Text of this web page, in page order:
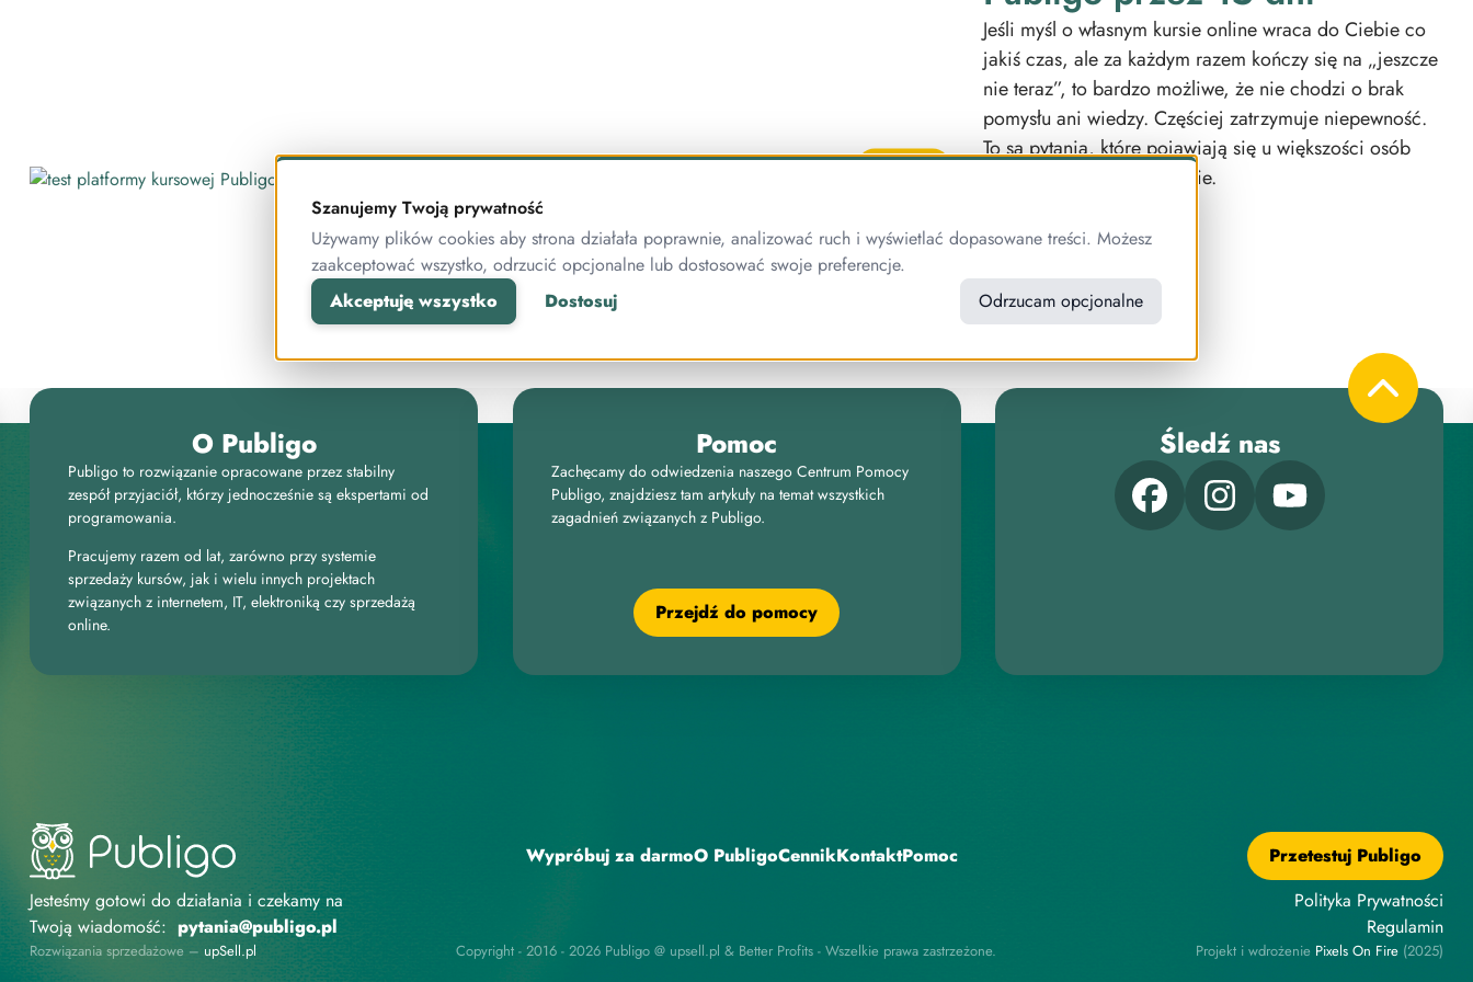
PORADY
Jeśli myśl o własnym kursie online wraca do Ciebie co
jakiś czas, ale za każdym razem kończy się na „jeszcze
nie teraz”, to bardzo możliwe, że nie chodzi o brak
pomysłu ani wiedzy. Częściej zatrzymuje niepewność.
To są pytania, które pojawiają się u większości osób
myślących o własnym kursie.
KURSY
Jak zrobić wersję demo kursu w Publigo?
O Publigo
Publigo to rozwiązanie opracowane przez stabilny
zespół przyjaciół, którzy jednocześnie są ekspertami od
programowania.
Pracujemy razem od lat, zarówno przy systemie
sprzedaży kursów, jak i wielu innych projektach
związanych z internetem, IT, elektroniką czy sprzedażą
online.
Pomoc
Zachęcamy do odwiedzenia naszego Centrum Pomocy
Publigo, znajdziesz tam artykuły na temat wszystkich
zagadnień związanych z Publigo.
Przejdź do pomocy
Śledź nas
Wypróbuj za darmoO PubligoCennikKontaktPomoc
Przetestuj Publigo
Jesteśmy gotowi do działania i czekamy na
Twoją wiadomość: pytania@publigo.pl
Polityka Prywatności
Regulamin
Rozwiązania sprzedażowe – upSell.pl Copyright - 2016 - 2026 Publigo @ upsell.pl & Better Profits - Wszelkie prawa zastrzeżone. Projekt i wdrożenie Pixels On Fire (2025)
Szanujemy Twoją prywatność
Używamy plików cookies aby strona działała poprawnie, analizować ruch i wyświetlać dopasowane treści. Możesz
zaakceptować wszystko, odrzucić opcjonalne lub dostosować swoje preferencje.
Akceptuję wszystko
Dostosuj Odrzucam opcjonalne